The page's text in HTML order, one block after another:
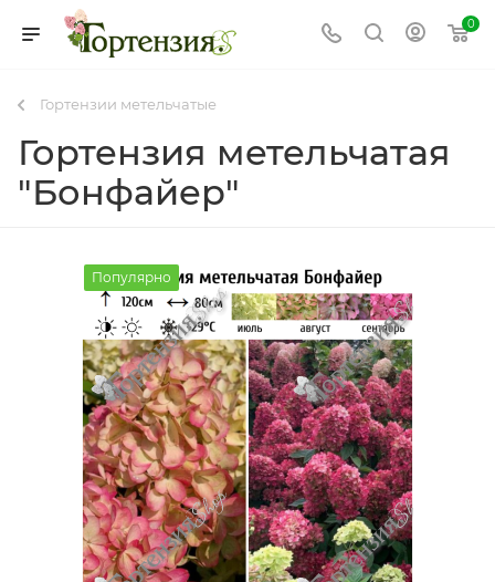
0
Гортензии метельчатые
Гортензия метельчатая
"Бонфайер"
Популярно